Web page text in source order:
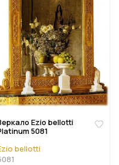
Ezio bellotti
5081
bellotti